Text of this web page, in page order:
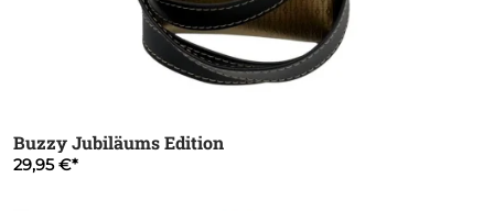
Buzzy Jubiläums Edition
29,95 €